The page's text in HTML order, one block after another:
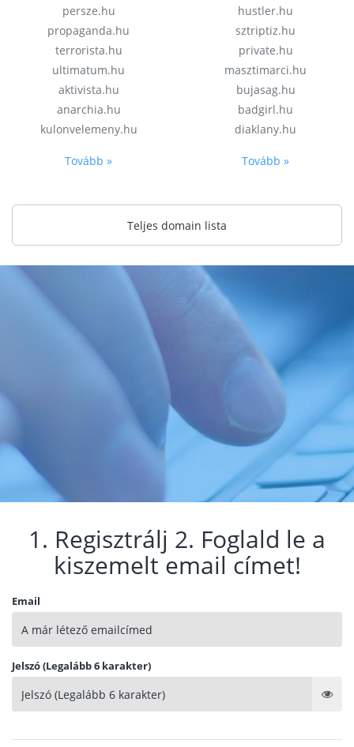
persze.hu
propaganda.hu
terrorista.hu
ultimatum.hu
aktivista.hu
anarchia.hu
kulonvelemeny.hu
Tovább »
hustler.hu
sztriptiz.hu
private.hu
masztimarci.hu
bujasag.hu
badgirl.hu
diaklany.hu
Tovább »
Teljes domain lista
1. Regisztrálj 2. Foglald le a
kiszemelt email címet!
Email
Jelszó (Legalább 6 karakter)